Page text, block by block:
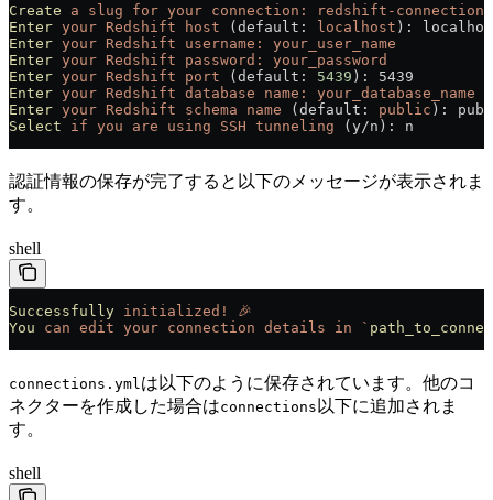
Create a slug for your connection:
redshift-connection
Enter your Redshift host (default: localhost ):
Enter your Redshift username:
your_user_name
Enter your Redshift password:
your_password
Enter your Redshift port (default: 5439 ): 5439
Enter your Redshift database name:
your_database_name
Enter your Redshift schema name (default: public ):
Select if you are using SSH tunneling (y/n): n
認証情報の保存が完了すると以下のメッセージが表示されま
す。
shell
Successfully initialized!
🎉
You can edit your connection details in `
connections.yml は以下のように保存されています。他のコ
ネクターを作成した場合はconnections 以下に追加されま
す。
shell